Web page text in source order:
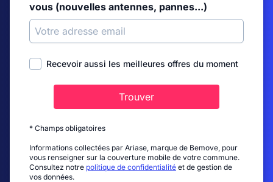
vous (nouvelles antennes, pannes...)
Recevoir aussi les meilleures offres du moment
Trouver
* Champs obligatoires
Informations collectées par Ariase, marque de Bemove, pour
vous renseigner sur la couverture mobile de votre commune.
Consultez notre politique de confidentialité et de gestion de
vos données.